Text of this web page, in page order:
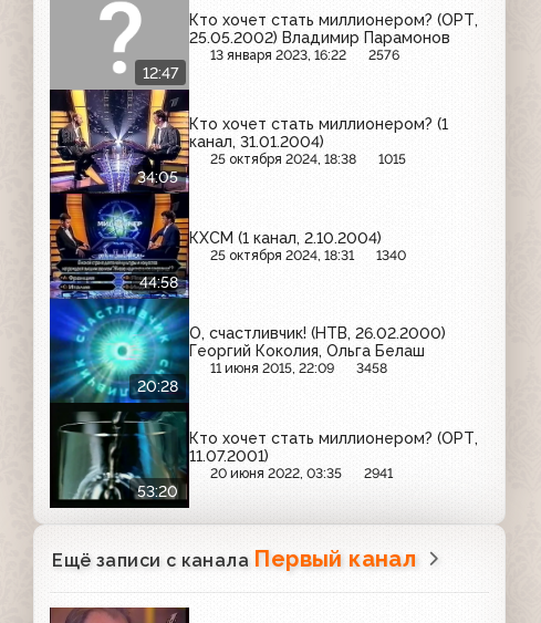
12:47
Кто хочет стать миллионером? (ОРТ,
25.05.2002) Владимир Парамонов
13 января 2023, 16:22 2576
34:05
Кто хочет стать миллионером? (1
канал, 31.01.2004)
25 октября 2024, 18:38 1015
44:58
КХСМ (1 канал, 2.10.2004)
25 октября 2024, 18:31 1340
20:28
О, счастливчик! (НТВ, 26.02.2000)
Георгий Коколия, Ольга Белаш
11 июня 2015, 22:09 3458
53:20
Кто хочет стать миллионером? (ОРТ,
11.07.2001)
20 июня 2022, 03:35 2941
Ещё записи с канала Первый канал